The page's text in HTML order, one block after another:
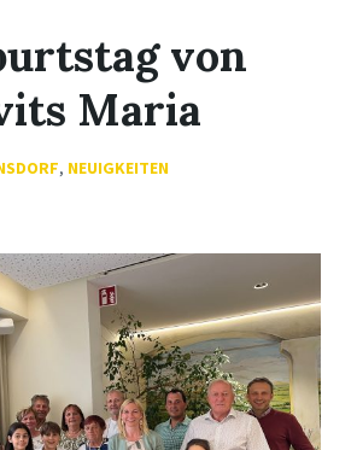
von
Maria
, NEUIGKEITEN